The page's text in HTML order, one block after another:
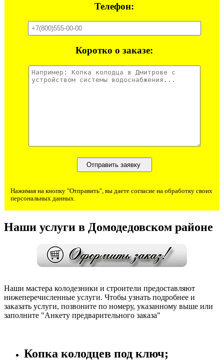
Телефон:
Коротко о заказе:
Нажимая на кнопку "Отправить", вы даете согласие на обработку своих
персональных данных.
Наши услуги в Домодедовском районе
Наши мастера колодезники и строители предоставляют
нижеперечисленные услуги. Чтобы узнать подробнее и
заказать услуги, позвоните по номеру, указанному выше или
заполните "Анкету предварительного заказа"
Копка колодцев под ключ;